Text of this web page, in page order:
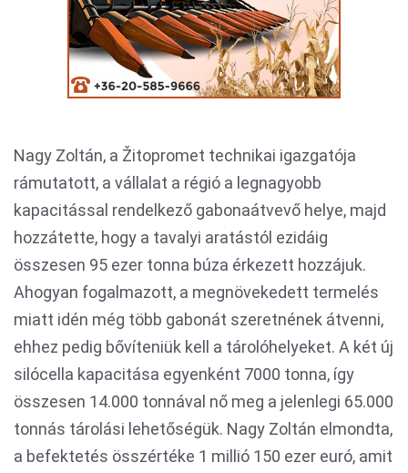
Nagy Zoltán, a Žitopromet technikai igazgatója
rámutatott, a vállalat a régió a legnagyobb
kapacitással rendelkező gabonaátvevő helye, majd
hozzátette, hogy a tavalyi aratástól ezidáig
összesen 95 ezer tonna búza érkezett hozzájuk.
Ahogyan fogalmazott, a megnövekedett termelés
miatt idén még több gabonát szeretnének átvenni,
ehhez pedig bővíteniük kell a tárolóhelyeket. A két új
silócella kapacitása egyenként 7000 tonna, így
összesen 14.000 tonnával nő meg a jelenlegi 65.000
tonnás tárolási lehetőségük. Nagy Zoltán elmondta,
a befektetés összértéke 1 millió 150 ezer euró, amit